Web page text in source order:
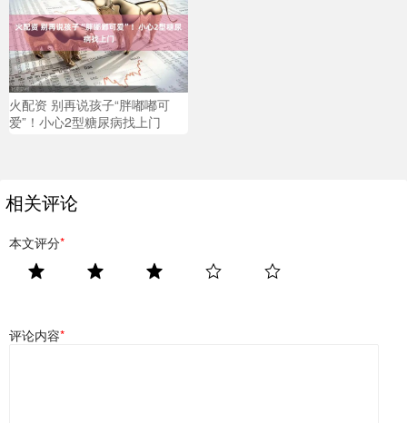
火配资 别再说孩子“胖嘟嘟可
爱”！小心2型糖尿病找上门
相关评论
本文评分*
评论内容*